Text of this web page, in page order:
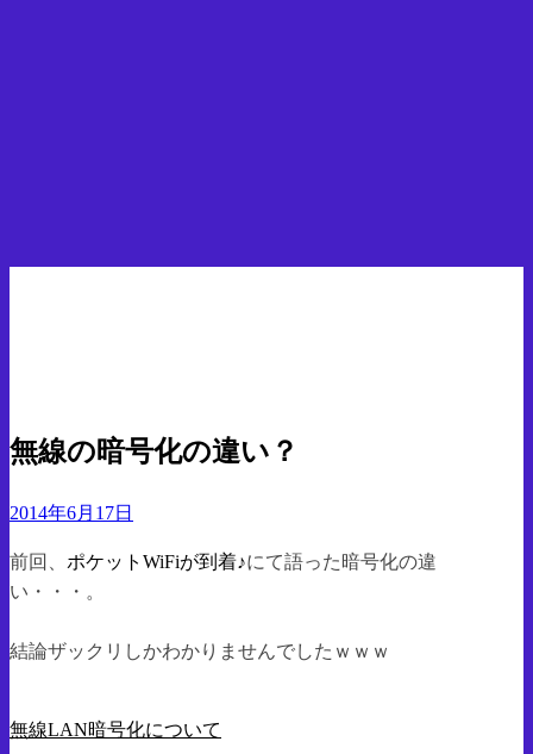
無線の暗号化の違い？
投
日:
2014年6月17日
前回、 ポケットWiFiが到着♪にて語った暗号化の違
い・・・。
結論ザックリしかわかりませんでしたｗｗｗ
無線LAN暗号化について